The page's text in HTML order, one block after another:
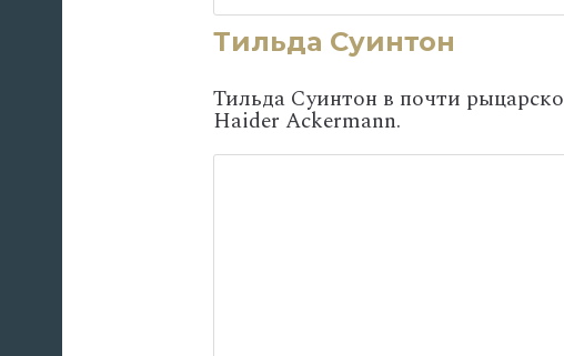
Тильда Суинтон
Тильда Суинтон в почти
Haider Ackermann.